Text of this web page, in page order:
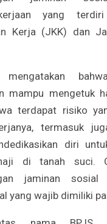
yang
Kerja (JKK) dan
mengatakan
mampu mengetuk
terdapat risiko
termasuk
diri
di tanah suci.
jaminan sosial
yang wajib dimiliki